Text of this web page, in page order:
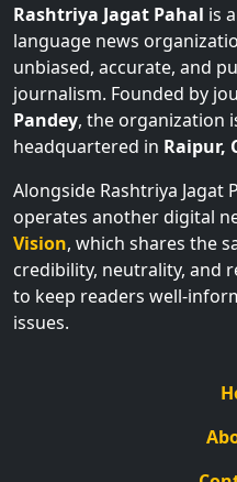
Rashtriya Jagat Pahal is
language news
unbiased, accurate, and
journalism. Founded by
Pandey, the organization
headquartered in Raipur,
Alongside Rashtriya Jagat
operates another digital
Vision, which shares the
credibility, neutrality, and
to keep readers well-
issues.